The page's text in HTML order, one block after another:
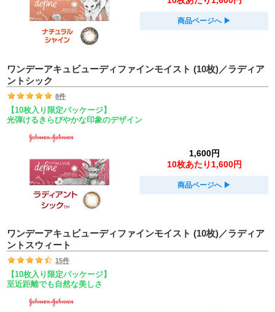
商品ページへ ▶︎
ワンデーアキュビューディファインモイスト (10枚)／ラディア
ントシック
8件
【10枚入り限定パッケージ】
光弾けるきらびやかな印象のデザイン
1,600円
10枚あたり1,600円
商品ページへ ▶︎
ワンデーアキュビューディファインモイスト (10枚)／ラディア
ントスウィート
15件
【10枚入り限定パッケージ】
至近距離でも自然な美しさ